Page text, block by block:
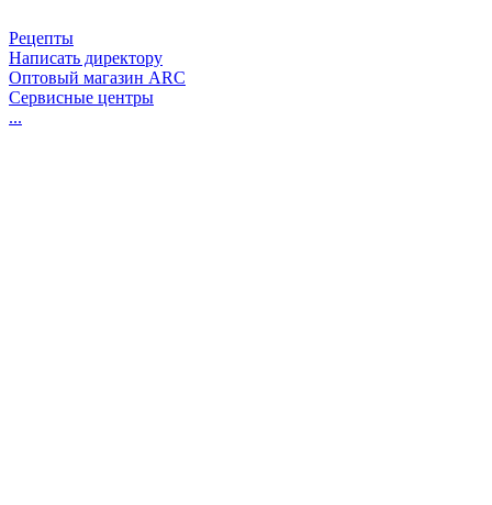
Рецепты
Написать директору
Оптовый магазин ARC
Сервисные центры
...